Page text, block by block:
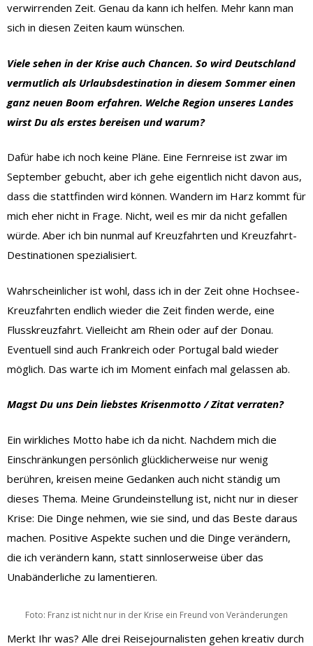
verwirrenden Zeit. Genau da kann ich helfen. Mehr kann man
sich in diesen Zeiten kaum wünschen.
Viele sehen in der Krise auch Chancen. So wird Deutschland
vermutlich als Urlaubsdestination in diesem Sommer einen
ganz neuen Boom erfahren. Welche Region unseres Landes
wirst Du als erstes bereisen und warum?
Dafür habe ich noch keine Pläne. Eine Fernreise ist zwar im
September gebucht, aber ich gehe eigentlich nicht davon aus,
dass die stattfinden wird können. Wandern im Harz kommt für
mich eher nicht in Frage. Nicht, weil es mir da nicht gefallen
würde. Aber ich bin nunmal auf Kreuzfahrten und Kreuzfahrt-
Destinationen spezialisiert.
Wahrscheinlicher ist wohl, dass ich in der Zeit ohne Hochsee-
Kreuzfahrten endlich wieder die Zeit finden werde, eine
Flusskreuzfahrt. Vielleicht am Rhein oder auf der Donau.
Eventuell sind auch Frankreich oder Portugal bald wieder
möglich. Das warte ich im Moment einfach mal gelassen ab.
Magst Du uns Dein liebstes Krisenmotto / Zitat verraten?
Ein wirkliches Motto habe ich da nicht. Nachdem mich die
Einschränkungen persönlich glücklicherweise nur wenig
berühren, kreisen meine Gedanken auch nicht ständig um
dieses Thema. Meine Grundeinstellung ist, nicht nur in dieser
Krise: Die Dinge nehmen, wie sie sind, und das Beste daraus
machen. Positive Aspekte suchen und die Dinge verändern,
die ich verändern kann, statt sinnloserweise über das
Unabänderliche zu lamentieren.
Foto: Franz ist nicht nur in der Krise ein Freund von Veränderungen
Merkt Ihr was? Alle drei Reisejournalisten gehen kreativ durch